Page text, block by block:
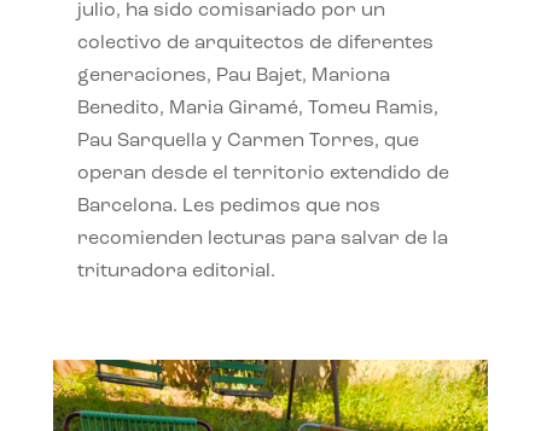
julio, ha sido comisariado por un
colectivo de arquitectos de diferentes
generaciones, Pau Bajet, Mariona
Benedito, Maria Giramé, Tomeu Ramis,
Pau Sarquella y Carmen Torres, que
operan desde el territorio extendido de
Barcelona. Les pedimos que nos
recomienden lecturas para salvar de la
trituradora editorial.